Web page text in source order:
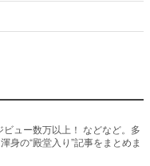
ュー数万以上！ などなど。多
身の“殿堂入り”記事をまとめま